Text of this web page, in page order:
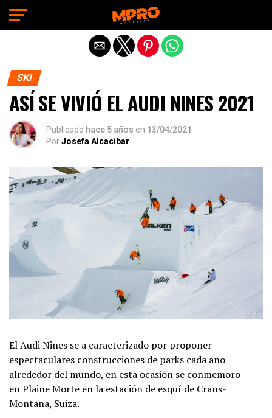
SKI
ASÍ SE VIVIÓ EL AUDI NINES 2021
Publicado hace 5 años en 13/04/2021
PorJosefa Alcacibar
El Audi Nines se a caracterizado por proponer
espectaculares construcciones de parks cada año
alrededor del mundo, en esta ocasión se conmemoro
en Plaine Morte en la estación de esquí de Crans-
Montana, Suiza.
Exit mobile version